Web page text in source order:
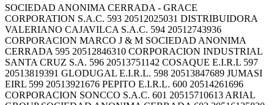
SOCIEDAD ANONIMA CERRADA - GRACE
CORPORATION S.A.C. 593 20512025031 DISTRIBUIDORA
VALERIANO CAJAVILCA S.A.C. 594 20512743936
CORPORACION MARCO J & M SOCIEDAD ANONIMA
CERRADA 595 20512846310 CORPORACION INDUSTRIAL
SANTA CRUZ S.A. 596 20513751142 COSAQUE E.I.R.L 597
20513819391 GLODUGAL E.I.R.L. 598 20513847689 JUMASI
EIRL 599 20513921676 PEPITO E.I.R.L. 600 20514261696
CORPORACION SONCCO S.A.C. 601 20515710613 ARIAL